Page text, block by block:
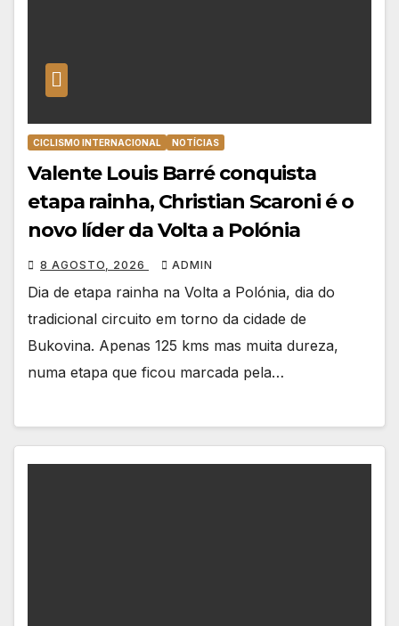
CICLISMO INTERNACIONAL NOTÍCIAS
Valente Louis Barré conquista
etapa rainha, Christian Scaroni é o
novo líder da Volta a Polónia
8 AGOSTO, 2026 ADMIN
Dia de etapa rainha na Volta a Polónia, dia do
tradicional circuito em torno da cidade de
Bukovina. Apenas 125 kms mas muita dureza,
numa etapa que ficou marcada pela…